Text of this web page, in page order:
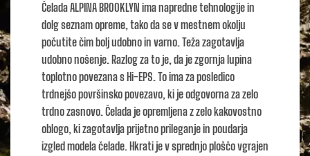
Čelada ALPINA BROOKLYN ima napredne tehnologije in
dolg seznam opreme, tako da se v mestnem okolju
počutite čim bolj udobno in varno. Teža zagotavlja
udobno nošenje. Razlog za to je, da je zgornja lupina
toplotno povezana s Hi-EPS. To ima za posledico
trdnejšo površinsko povezavo, ki je odgovorna za zelo
trdno zasnovo. Čelada je opremljena z zelo kakovostno
oblogo, ki zagotavlja prijetno prileganje in poudarja
izgled modela čelade. Hkrati je v sprednjo ploščo vgrajen